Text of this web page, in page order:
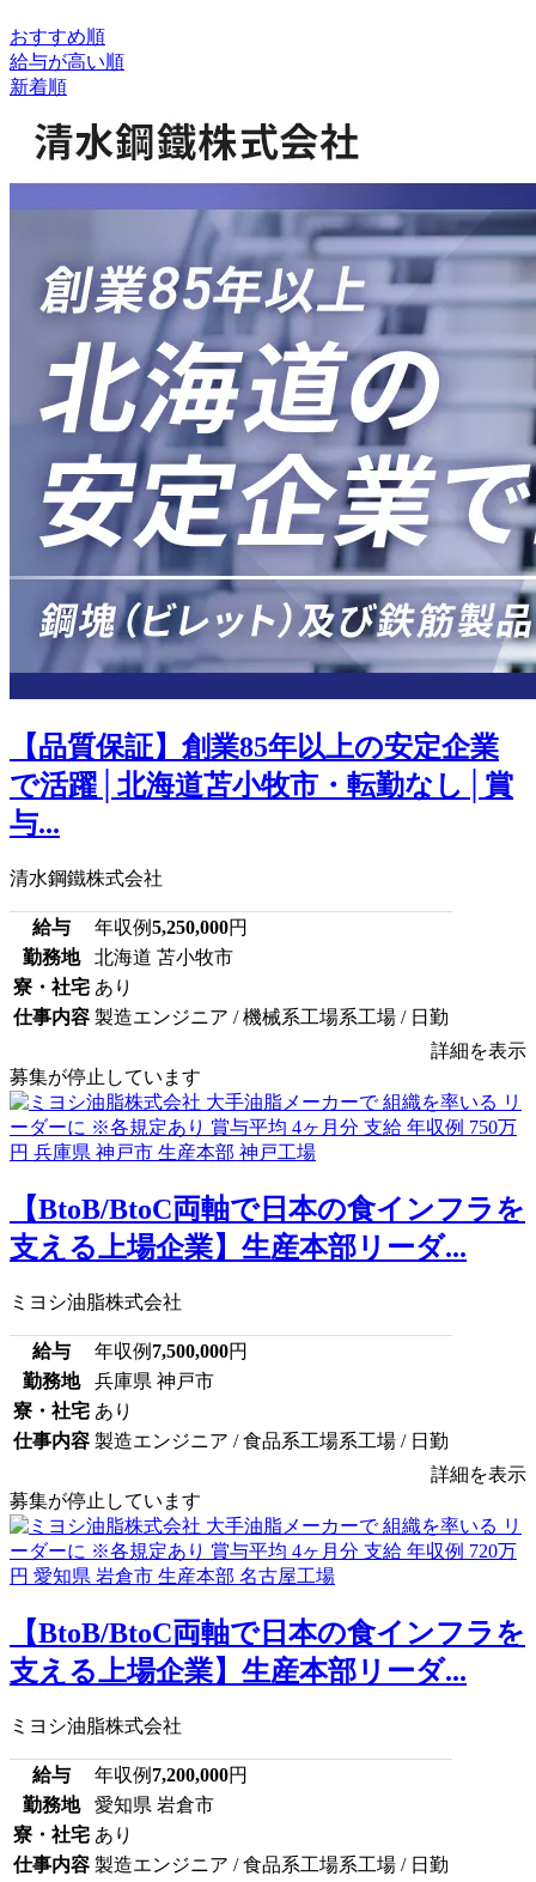
おすすめ順
給与が高い順
新着順
【品質保証】創業85年以上の安定企業
で活躍│北海道苫小牧市・転勤なし│賞
与...
清水鋼鐵株式会社
給与 年収例5,250,000円
勤務地
北海道 苫小牧市
寮・社宅 あり
仕事内容 製造エンジニア / 機械系工場系工場 / 日勤
詳細を表示
募集が停止しています
【BtoB/BtoC両軸で日本の食インフラを
支える上場企業】生産本部リーダ...
ミヨシ油脂株式会社
給与 年収例 7,500,000円
勤務地
兵庫県 神戸市
寮・社宅 あり
仕事内容 製造エンジニア / 食品系工場系工場 / 日勤
詳細を表示
募集が停止しています
【BtoB/BtoC両軸で日本の食インフラを
支える上場企業】生産本部リーダ...
ミヨシ油脂株式会社
給与 年収例 7,200,000円
勤務地
愛知県 岩倉市
寮・社宅 あり
仕事内容 製造エンジニア / 食品系工場系工場 / 日勤